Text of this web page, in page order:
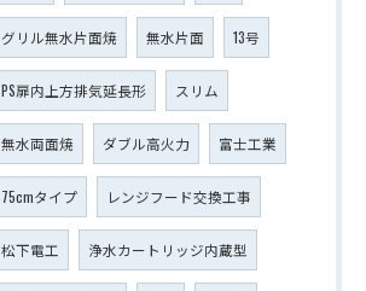
グリル無水片面焼 無水片面 13号
PS扉内上方排気延長形 スリム
無水両面焼 ダブル高火力 富士工業
75cmタイプ レンジフード交換工事
松下電工 浄水カートリッジ内蔵型